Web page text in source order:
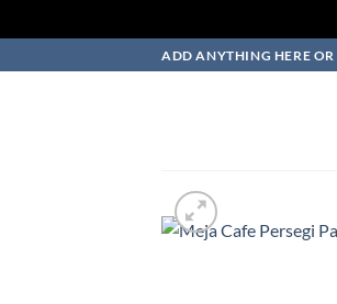
to
ADD ANYTHING HERE OR